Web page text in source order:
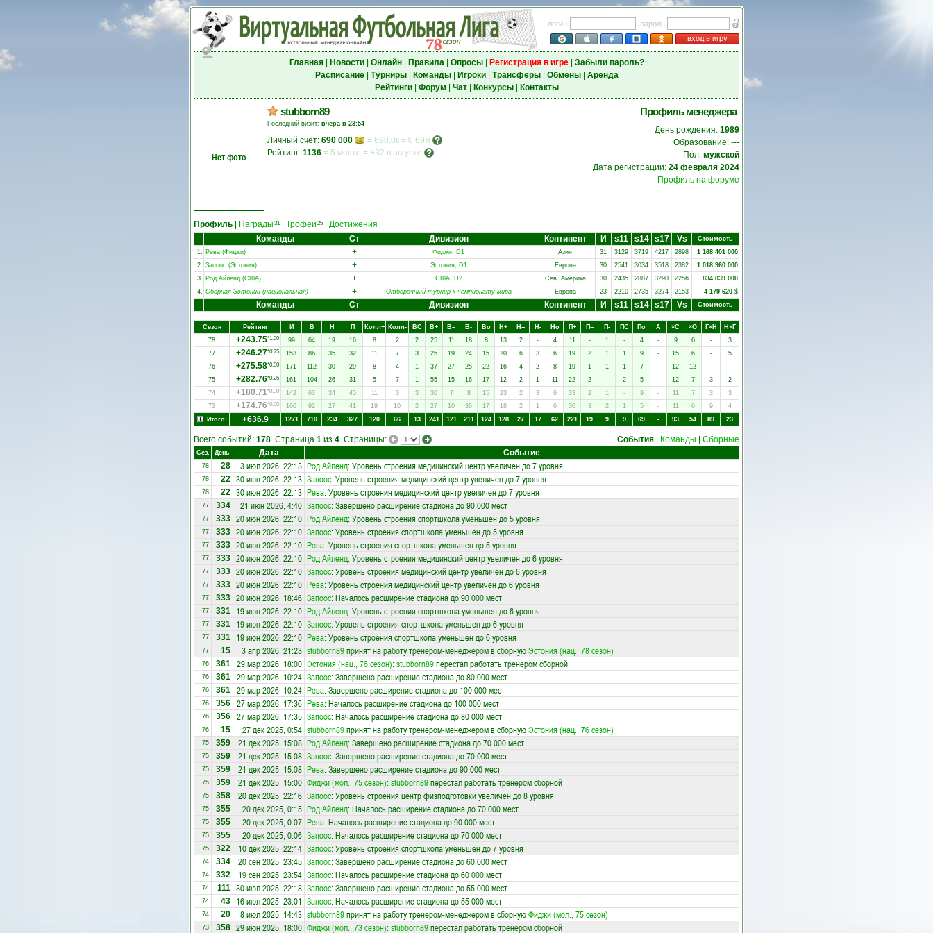
логин
пароль
вход в игру
Главная| Новости| Онлайн| Правила| Опросы| Регистрация в игре| Забыли пароль?
Расписание| Турниры| Команды| Игроки| Трансферы| Обмены| Аренда
Рейтинги| Форум Чат| Конкурсы| Контакты
Нет фото
stubborn89
Последний визит: вчера в 23:54
Личный счёт: 690 000
= 690.0к = 0.69м
Рейтинг: 1136 = 5 место = +32 в августе
Профиль менеджера
День рождения: 1989
Образование: ---
Пол: мужской
Дата регистрации: 24 февраля 2024
Профиль на форуме
Профиль Награды 31 Трофеи 25
Достижения
Команды
Ст Дивизион Континент И s11 s14 s17 Vs
Стоимость
1. Рева (Фиджи) + Фиджи, D1 Азия 31 3129 3719 4217 2898
1 168 401 000
2. Запоос (Эстония) + Эстония, D1 Европа 30 2541 3034 3518 2382
1 018 960 000
3. Род Айленд (США) + США, D2 Сев. Америка 30 2435 2887 3290 2256
834 839 000
4. Сборная Эстонии (национальная) + Отборочный турнир к чемпионату мира Европа 23 2210 2735 3274 2153 4 179 620 $
Команды Ст Дивизион Континент И s11 s14 s17 Vs Стоимость
Сезон Рейтинг И В Н П Колл+ Колл- ВC В+ В= В- Вo Н+ Н= Н- Нo П+ П= П- ПC Пo А ×C ×O Г×Н
Н×Г
78
+243.75*1.00 99 64 19 16 8 2 2 25 11 18 8 13 2 - 4 11 - 1 - 4 - 9 6 -
3
77
+246.27*0.75 153 86 35 32 11 7 3 25 19 24 15 20 6 3 6 19 2 1 1 9 - 15 6 -
5
76
+275.58*0.50 171 112 30 29 8 4 1 37 27 25 22 16 4 2 8 19 1 1 1 7 - 12 12 -
-
75
+282.76*0.25 161 104 26 31 5 7 1 55 15 16 17 12 2 1 11 22 2 - 2 5 - 12 7 3
2
74
+180.71*0.00 142 63 34 45 11 3 3 30 7 8 15 23 2 3 6 33 2 1 - 9 - 11 7 3
3
73
+174.76*0.00 160 92 27 41 19 10 2 27 10 36 17 18 2 1 6 30 3 2 1 5 - 11 6 9
4
Итого:
+636.9 1271 710 234 327 120 66 13 241 121 211 124 128 27 17 62 221 19 9 9 69 - 93 54 89 23
Всего событий: 178. Страница 1 из 4. Страницы: События Команды Сборные
Сез. День Дата Событие
78 28 3 июл 2026, 22:13 Род Айленд: Уровень строения медицинский центр увеличен до 7 уровня
78 22 30 июн 2026, 22:13 Запоос: Уровень строения медицинский центр увеличен до 7 уровня
78 22 30 июн 2026, 22:13 Рева: Уровень строения медицинский центр увеличен до 7 уровня
77 334 21 июн 2026, 4:40 Запоос: Завершено расширение стадиона до 90 000 мест
77 333 20 июн 2026, 22:10 Род Айленд: Уровень строения спортшкола уменьшен до 5 уровня
77 333 20 июн 2026, 22:10 Запоос: Уровень строения спортшкола уменьшен до 5 уровня
77 333 20 июн 2026, 22:10 Рева: Уровень строения спортшкола уменьшен до 5 уровня
77 333 20 июн 2026, 22:10 Род Айленд: Уровень строения медицинский центр увеличен до 6 уровня
77 333 20 июн 2026, 22:10 Запоос: Уровень строения медицинский центр увеличен до 6 уровня
77 333 20 июн 2026, 22:10 Рева: Уровень строения медицинский центр увеличен до 6 уровня
77 333 20 июн 2026, 18:46 Запоос: Началось расширение стадиона до 90 000 мест
77 331 19 июн 2026, 22:10 Род Айленд: Уровень строения спортшкола уменьшен до 6 уровня
77 331 19 июн 2026, 22:10 Запоос: Уровень строения спортшкола уменьшен до 6 уровня
77 331 19 июн 2026, 22:10 Рева: Уровень строения спортшкола уменьшен до 6 уровня
77 15 3 апр 2026, 21:23 stubborn89принят на работу тренером-менеджером в сборнуюЭстония (нац., 78 сезон)
76 361 29 мар 2026, 18:00 Эстония (нац., 76 сезон): stubborn89перестал работать тренером сборной
76 361 29 мар 2026, 10:24 Запоос: Завершено расширение стадиона до 80 000 мест
76 361 29 мар 2026, 10:24 Рева: Завершено расширение стадиона до 100 000 мест
76 356 27 мар 2026, 17:36 Рева: Началось расширение стадиона до 100 000 мест
76 356 27 мар 2026, 17:35 Запоос: Началось расширение стадиона до 80 000 мест
76 15 27 дек 2025, 0:54 stubborn89принят на работу тренером-менеджером в сборнуюЭстония (нац., 76 сезон)
75 359 21 дек 2025, 15:08 Род Айленд: Завершено расширение стадиона до 70 000 мест
75 359 21 дек 2025, 15:08 Запоос: Завершено расширение стадиона до 70 000 мест
75 359 21 дек 2025, 15:08 Рева: Завершено расширение стадиона до 90 000 мест
75 359 21 дек 2025, 15:00 Фиджи (мол., 75 сезон): stubborn89перестал работать тренером сборной
75 358 20 дек 2025, 22:16 Запоос: Уровень строения центр физподготовки увеличен до 8 уровня
75 355 20 дек 2025, 0:15 Род Айленд: Началось расширение стадиона до 70 000 мест
75 355 20 дек 2025, 0:07 Рева: Началось расширение стадиона до 90 000 мест
75 355 20 дек 2025, 0:06 Запоос: Началось расширение стадиона до 70 000 мест
75 322 10 дек 2025, 22:14 Запоос: Уровень строения спортшкола уменьшен до 7 уровня
74 334 20 сен 2025, 23:45 Запоос: Завершено расширение стадиона до 60 000 мест
74 332 19 сен 2025, 23:54 Запоос: Началось расширение стадиона до 60 000 мест
74 111 30 июл 2025, 22:18 Запоос: Завершено расширение стадиона до 55 000 мест
74 43 16 июл 2025, 23:01 Запоос: Началось расширение стадиона до 55 000 мест
74 20 8 июл 2025, 14:43 stubborn89принят на работу тренером-менеджером в сборнуюФиджи (мол., 75 сезон)
73 358 29 июн 2025, 18:00 Фиджи (мол., 73 сезон): stubborn89перестал работать тренером сборной